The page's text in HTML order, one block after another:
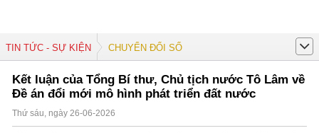
TIN TỨC - SỰ KIỆN CHUYỂN ĐỔI SỐ
Kết luận của Tổng Bí thư, Chủ tịch nước Tô Lâm về
Đề án đổi mới mô hình phát triển đất nước
Thứ sáu, ngày 26-06-2026